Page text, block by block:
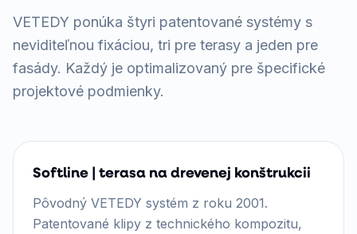
VETEDY ponúka štyri patentované systémy s
neviditeľnou fixáciou, tri pre terasy a jeden pre
fasády. Každý je optimalizovaný pre špecifické
projektové podmienky.
Softline | terasa na drevenej konštrukcii
Pôvodný VETEDY systém z roku 2001.
Patentované klipy z technického kompozitu,